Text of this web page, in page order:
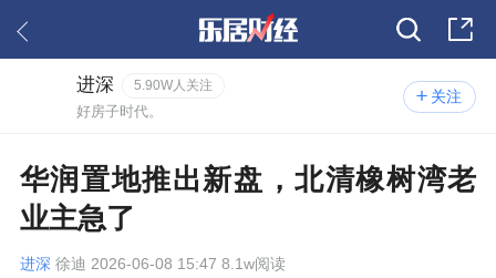
关注
进深 5.90W人关注
好房子时代。
华润置地推出新盘，北清橡树湾老
业主急了
进深 徐迪 2026-06-08 15:47 8.1w阅读